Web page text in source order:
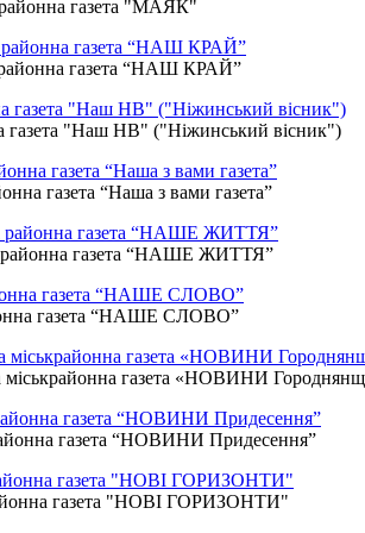
газета "МАЯК"
районна газета “НАШ КРАЙ”
районна газета “НАШ КРАЙ”
газета "Наш НВ" ("Ніжинський вісник")
газета "Наш НВ" ("Ніжинський вісник")
газета “Наша з вами газета”
газета “Наша з вами газета”
районна газета “НАШЕ ЖИТТЯ”
районна газета “НАШЕ ЖИТТЯ”
газета “НАШЕ СЛОВО”
газета “НАШЕ СЛОВО”
міськрайонна газета «НОВИНИ
міськрайонна газета «НОВИНИ
газета “НОВИНИ Придесення”
газета “НОВИНИ Придесення”
газета "НОВІ ГОРИЗОНТИ"
газета "НОВІ ГОРИЗОНТИ"